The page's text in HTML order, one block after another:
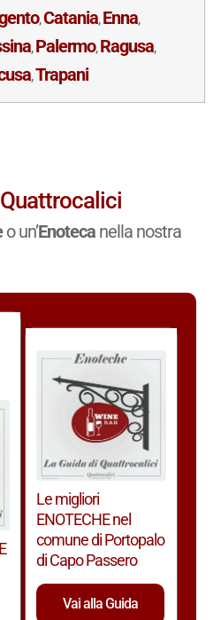
,Catania,Enna,
,Palermo,Ragusa,
,Trapani
o un’Enotecanella nostra
Le migliori
ENOTECHE nel
comune di Portopalo
di Capo Passero
Vai alla Guida